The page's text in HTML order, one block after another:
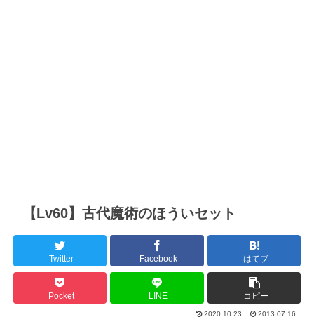
【Lv60】古代魔術のほういセット
Twitter Facebook はてブ
Pocket LINE コピー
2020.10.23 2013.07.16